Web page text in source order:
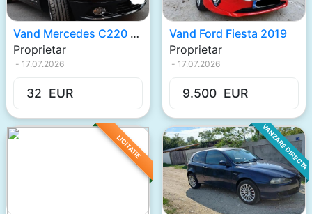
Vand Mercedes C220 2009
Proprietar
- 17.07.2026
32 EUR
Vand Ford Fiesta 2019
Proprietar
- 17.07.2026
9.500 EUR
LICITATIE VANZARE DIRECTA